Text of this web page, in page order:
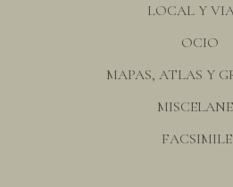
LOCAL Y
OCIO
MAPAS, ATLAS Y